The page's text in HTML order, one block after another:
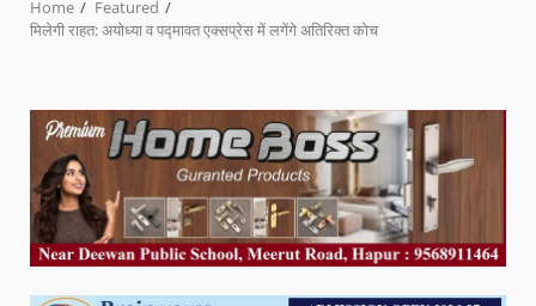
Home
Featured
मिलेगी राहत: अयोध्या व पद्मावत एक्सप्रेस में लगेंगे अतिरिक्त कोच